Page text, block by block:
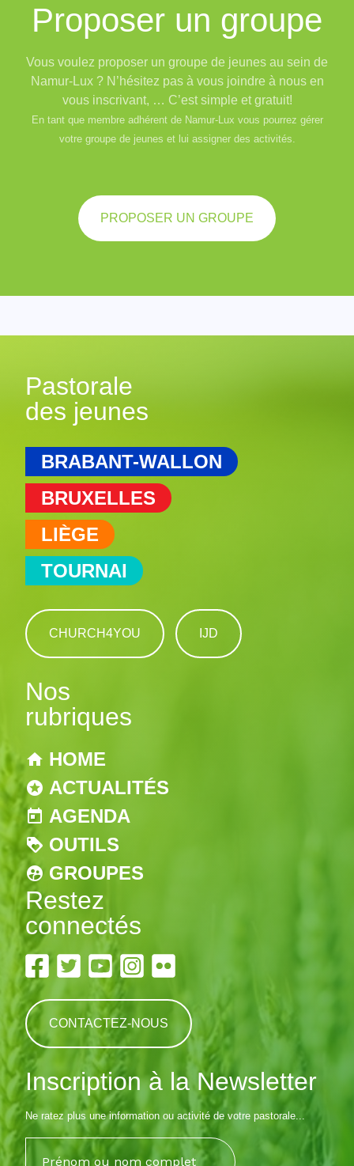
Proposer un groupe
Vous voulez proposer un groupe de jeunes au sein de
Namur-Lux ? N’hésitez pas à vous joindre à nous en
vous inscrivant, … C’est simple et gratuit!
En tant que membre adhérent de Namur-Lux vous pourrez gérer
votre groupe de jeunes et lui assigner des activités.
PROPOSER UN GROUPE
Pastorale
des jeunes
BRABANT-WALLON
BRUXELLES
LIÈGE
TOURNAI
CHURCH4YOU IJD
Nos
rubriques
HOME
ACTUALITÉS
AGENDA
OUTILS
GROUPES
Restez
connectés
CONTACTEZ-NOUS
Inscription à la Newsletter
Ne ratez plus une information ou activité de votre pastorale...